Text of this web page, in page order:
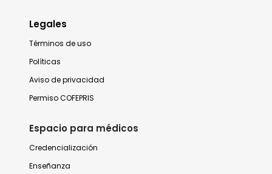
Legales
Términos de uso
Políticas
Aviso de privacidad
Permiso COFEPRIS
Espacio para médicos
Credencialización
Enseñanza